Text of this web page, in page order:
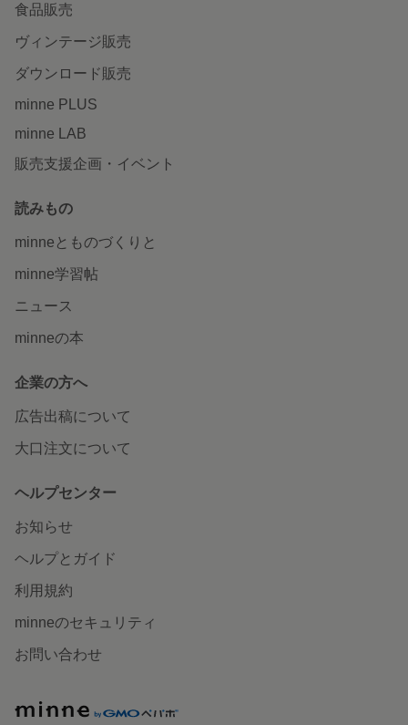
食品販売
ヴィンテージ販売
ダウンロード販売
minne PLUS
minne LAB
販売支援企画・イベント
読みもの
minneとものづくりと
minne学習帖
ニュース
minneの本
企業の方へ
広告出稿について
大口注文について
ヘルプセンター
お知らせ
ヘルプとガイド
利用規約
minneのセキュリティ
お問い合わせ